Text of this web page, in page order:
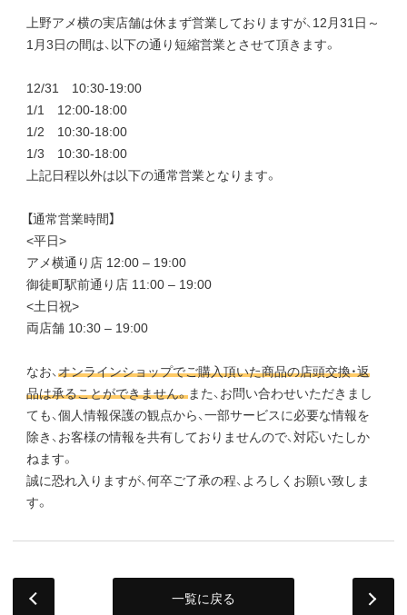
上野アメ横の実店舗は休まず営業しておりますが、12月31日～
1月3日の間は、以下の通り短縮営業とさせて頂きます。
12/31 10:30-19:00
1/1 12:00-18:00
1/2 10:30-18:00
1/3 10:30-18:00
上記日程以外は以下の通常営業となります。
【通常営業時間】
<平日>
アメ横通り店 12:00 – 19:00
御徒町駅前通り店 11:00 – 19:00
<土日祝>
両店舗 10:30 – 19:00
なお、オンラインショップでご購入頂いた商品の店頭交換・返
品は承ることができません。また、お問い合わせいただきまし
ても、個人情報保護の観点から、一部サービスに必要な情報を
除き、お客様の情報を共有しておりませんので、対応いたしか
ねます。
誠に恐れ入りますが、何卒ご了承の程、よろしくお願い致しま
す。
一覧に戻る